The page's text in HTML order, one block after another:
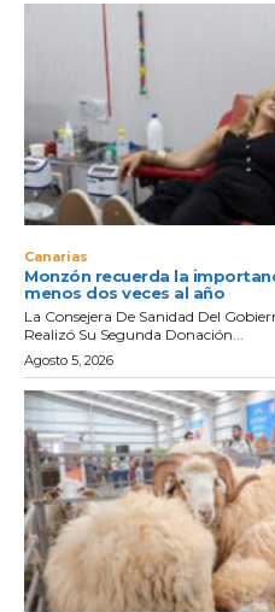
Canarias
Monzón recuerda la
menos dos veces al año
La Consejera De Sanidad Del
Realizó Su Segunda Donación...
Agosto 5, 2026